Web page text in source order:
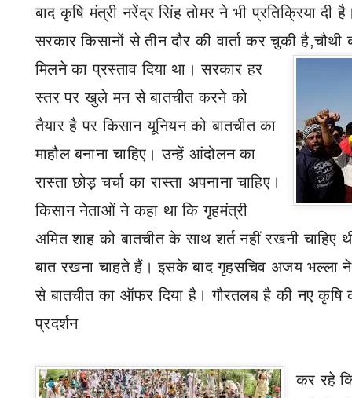
बाद कृषि मंत्री नरेंद्र सिंह तोमर ने भी प्रतिक्रिया दी
सरकार किसानों से तीन दौर की वार्ता कर चुकी है,चौथी
मिलने का प्रस्ताव दिया था। सरकार हर
स्तर पर खुले मन से बातचीत करने को
तैयार है पर किसान यूनियन को बातचीत का
माहौल बनाना चाहिए। उन्हें आंदोलन का
रास्ता छोड़ चर्चा का रास्ता अपनाना चाहिए।
किसान नेताओं ने कहा था कि गृहमंत्री
अमित शाह को बातचीत के साथ शर्त नहीं रखनी चाहिए
बात रखना चाहते हैं। इसके बाद गृहसचिव अजय भल्ला ने
से बातचीत का ऑफर दिया है।गौरतलब है कीनए कृषि
प्रदर्शन
कर रहे